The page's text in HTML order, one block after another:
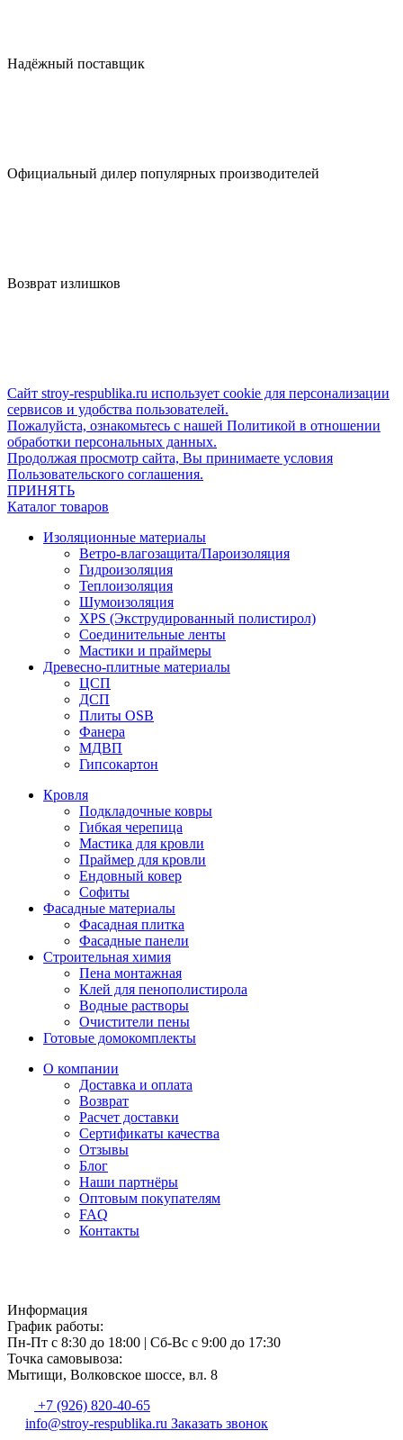
Надёжный поставщик
Официальный дилер популярных производителей
Возврат излишков
Сайт stroy-respublika.ru использует cookie для персонализации
сервисов и удобства пользователей.
Пожалуйста, ознакомьтесь с нашей Политикой в отношении
обработки персональных данных.
Продолжая просмотр сайта, Вы принимаете условия
Пользовательского соглашения.
ПРИНЯТЬ
Каталог товаров
Изоляционные материалы
Ветро-влагозащита/Пароизоляция
Гидроизоляция
Теплоизоляция
Шумоизоляция
XPS (Экструдированный полистирол)
Соединительные ленты
Мастики и праймеры
Древесно-плитные материалы
ЦСП
ДСП
Плиты OSB
Фанера
МДВП
Гипсокартон
Кровля
Подкладочные ковры
Гибкая черепица
Мастика для кровли
Праймер для кровли
Ендовный ковер
Софиты
Фасадные материалы
Фасадная плитка
Фасадные панели
Строительная химия
Пена монтажная
Клей для пенополистирола
Водные растворы
Очистители пены
Готовые домокомплекты
О компании
Доставка и оплата
Возврат
Расчет доставки
Сертификаты качества
Отзывы
Блог
Наши партнёры
Оптовым покупателям
FAQ
Контакты
Информация
График работы:
Пн-Пт с 8:30 до 18:00 | Сб-Вс с 9:00 до 17:30
Точка самовывоза:
Мытищи, Волковское шоссе, вл. 8
+7 (926) 820-40-65
info@stroy-respublika.ru Заказать звонок